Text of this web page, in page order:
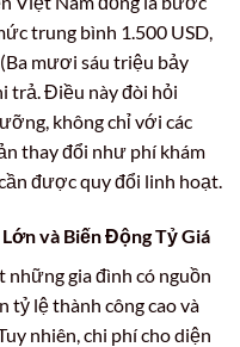
trung bình 1.500 USD,
mươi sáu triệu bảy
trả. Điều này đòi hỏi
không chỉ với các
thay đổi như phí khám
được quy đổi linh hoạt.
và Biến Động Tỷ Giá
gia đình có nguồn
tỷ lệ thành công cao và
nhiên, chi phí cho diện